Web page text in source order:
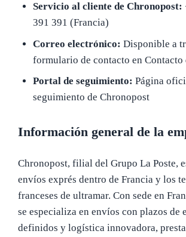
Servicio al cliente de Chronopost:
391 391 (Francia)
Correo electrónico: Disponible a
formulario de contacto en Contacto
Portal de seguimiento: Página
seguimiento de Chronopost
Información general de la
Chronopost, filial del Grupo La Poste,
envíos exprés dentro de Francia y los
franceses de ultramar. Con sede en
se especializa en envíos con plazos de
definidos y logística innovadora,